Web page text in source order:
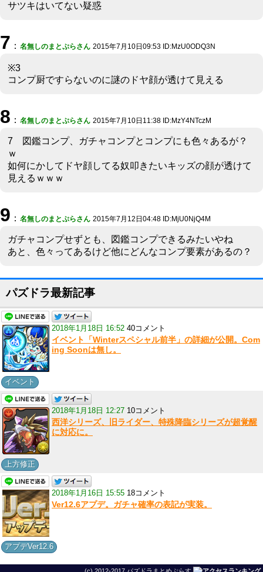
サツキはいてない疑惑
7 ： 名無しのまとぷらさん 2015年7月10日09:53 ID:MzU0ODQ3N
※3
コンプ厨ですらないのに謎のドヤ顔が透けて見える
8 ： 名無しのまとぷらさん 2015年7月10日11:38 ID:MzY4NTczM
7 図鑑コンプ、ガチャコンプとコンプにも色々あるが？
ｗ
如何にかしてドヤ顔してる奴叩きたいキッズの顔が透けて
見えるｗｗｗ
9 ： 名無しのまとぷらさん 2015年7月12日04:48 ID:MjU0NjQ4M
ガチャコンプせずとも、図鑑コンプできるみたいやね
あと、色々ってあるけど他にどんなコンプ要素があるの？
パズドラ最新記事
2018年1月18日 16:52 40コメント
イベント「Winterスペシャル前半」の詳細が公開。Com
ing Soonは無し。
イベント
2018年1月18日 12:27 10コメント
西洋シリーズ、旧ライダー、特殊降臨シリーズが超覚醒
に対応に。
上方修正
2018年1月16日 15:55 18コメント
Ver12.6アプデ。ガチャ確率の表記が実装。
アプデVer12.6